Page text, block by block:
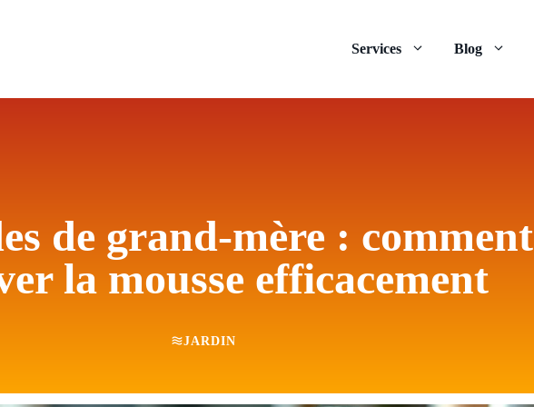
Services Blog
de grand-mère : comment
la mousse efficacement
JARDIN